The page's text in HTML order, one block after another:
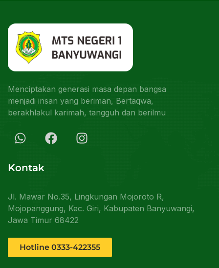
Menciptakan generasi masa depan bangsa
menjadi insan yang beriman, Bertaqwa,
berakhlakul karimah, tangguh dan berilmu
Kontak
Jl. Mawar No.35, Lingkungan Mojoroto R,
Mojopanggung, Kec. Giri, Kabupaten Banyuwangi,
Jawa Timur 68422
Hotline 0333-422355